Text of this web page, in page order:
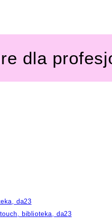
dla
da23
biblioteka, da23